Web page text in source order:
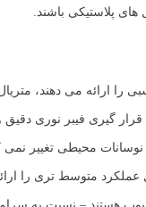
پلاستیکی باشند.
را ارائه می دهند،
گیری فیبر نوری دقیق
محیطی تغییر نمی
متوسط تری را